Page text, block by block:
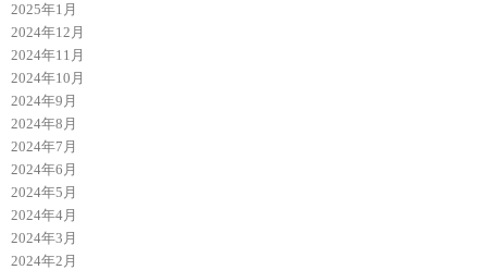
2025年1月
2024年12月
2024年11月
2024年10月
2024年9月
2024年8月
2024年7月
2024年6月
2024年5月
2024年4月
2024年3月
2024年2月